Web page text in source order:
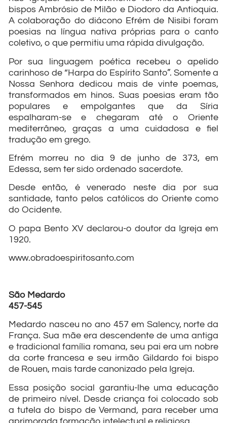
bispos Ambrósio de Milão e Diodoro da Antioquia.
A colaboração do diácono Efrém de Nisibi foram
poesias na língua nativa próprias para o canto
coletivo, o que permitiu uma rápida divulgação.
Por sua linguagem poética recebeu o apelido
carinhoso de “Harpa do Espírito Santo”. Somente a
Nossa Senhora dedicou mais de vinte poemas,
transformados em hinos. Suas poesias eram tão
populares e empolgantes que da Síria
espalharam-se e chegaram até o Oriente
mediterrâneo, graças a uma cuidadosa e fiel
tradução em grego.
Efrém morreu no dia 9 de junho de 373, em
Edessa, sem ter sido ordenado sacerdote.
Desde então, é venerado neste dia por sua
santidade, tanto pelos católicos do Oriente como
do Ocidente.
O papa Bento XV declarou-o doutor da Igreja em
1920.
www.obradoespiritosanto.com
São Medardo
457-545
Medardo nasceu no ano 457 em Salency, norte da
França. Sua mãe era descendente de uma antiga
e tradicional família romana, seu pai era um nobre
da corte francesa e seu irmão Gildardo foi bispo
de Rouen, mais tarde canonizado pela Igreja.
Essa posição social garantiu-lhe uma educação
de primeiro nível. Desde criança foi colocado sob
a tutela do bispo de Vermand, para receber uma